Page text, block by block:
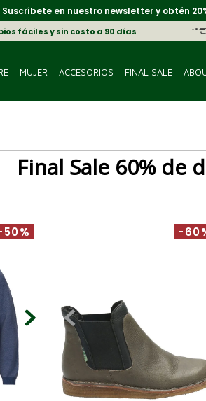
Suscríbete en nuestro newsletter y obtén
fáciles y sin costo a 90 días
MUJER ACCESORIOS FINAL SALE
Final Sale 60% de
-